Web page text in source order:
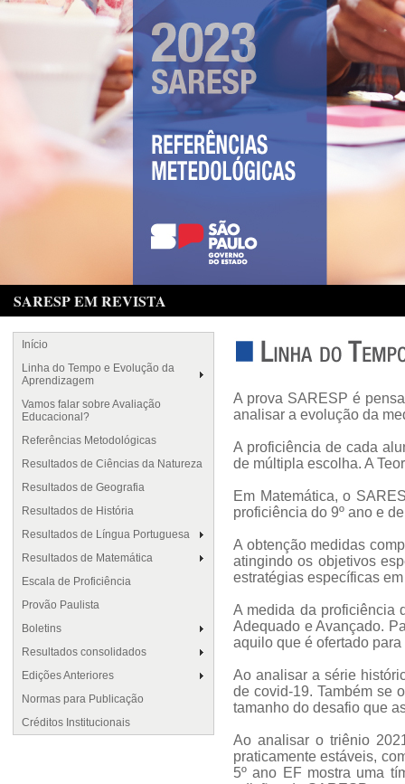
SARESP EM REVISTA
Início
Linha do Tempo e Evolução da
Aprendizagem
Vamos falar sobre Avaliação
Educacional?
Referências Metodológicas
Resultados de Ciências da Natureza
Resultados de Geografia
Resultados de História
Resultados de Língua Portuguesa
Resultados de Matemática
Escala de Proficiência
Provão Paulista
Boletins
Resultados consolidados
Edições Anteriores
Normas para Publicação
Créditos Institucionais
A prova SARESP é
analisar a evolução da
A proficiência de cada
de múltipla escolha. A
Em Matemática, o
proficiência do 9º ano e
A obtenção medidas
atingindo os objetivos
estratégias específicas
A medida da proficiência
Adequado e Avançado.
aquilo que é ofertado
Ao analisar a série
de covid-19. Também se
tamanho do desafio que
Ao analisar o triênio
praticamente estáveis,
5º ano EF mostra uma